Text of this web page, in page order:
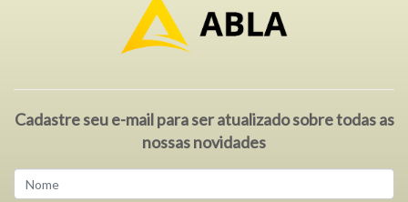
Cadastre seu e-mail para ser atualizado sobre todas as
nossas novidades